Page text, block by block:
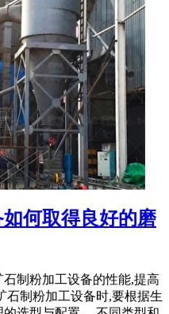
何取得良好的磨
制粉加工设备的性能,提高
石制粉加工设备时,要根据生